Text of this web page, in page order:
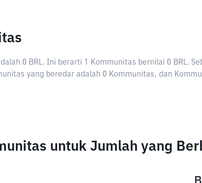
0 BRL. Ini berarti 1 Kommunitas bernilai 0 BRL.
yang beredar adalah 0 Kommunitas, dan
untuk Jumlah yang